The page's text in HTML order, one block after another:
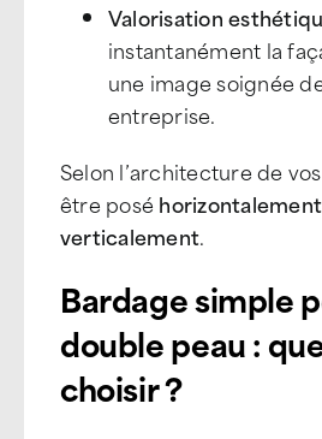
Valorisation
instantanément la
une image soignée
entreprise.
Selon l’architecture de
être posé
verticalement.
Bardage simple
double peau :
choisir ?